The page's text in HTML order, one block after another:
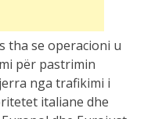
për pastrimin
nga trafikimi i
italiane dhe
dhe Eurojust.
në analizat e